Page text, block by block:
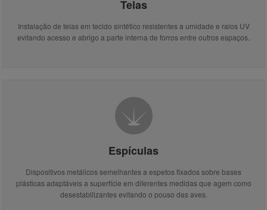
Telas
Instalação de telas em tecido sintético resistentes a umidade e raios UV
evitando acesso e abrigo a parte interna de forros entre outros espaços.
Espículas
Dispositivos metálicos semelhantes a espetos fixados sobre bases
plásticas adaptáveis a superfície em diferentes medidas que agem como
desestabilizantes evitando o pouso das aves.